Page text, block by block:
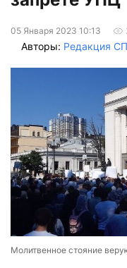
05 Января 2023 10:13
Авторы: Редакция
Молитвенное стояние